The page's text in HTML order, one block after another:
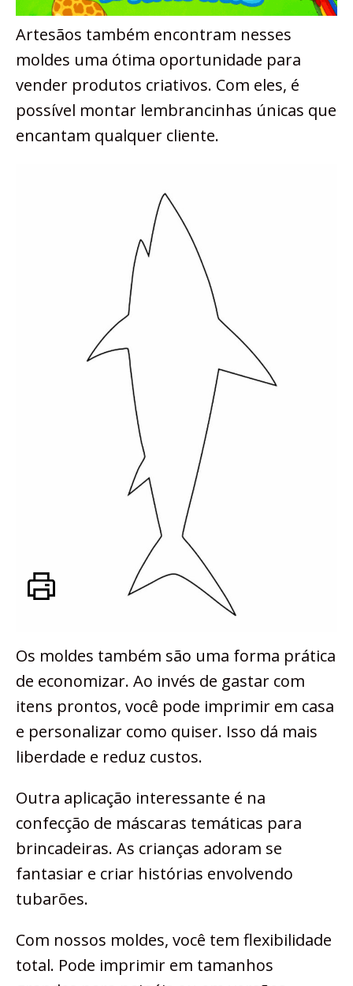
Artesãos também encontram nesses
moldes uma ótima oportunidade para
vender produtos criativos. Com eles, é
possível montar lembrancinhas únicas que
encantam qualquer cliente.
Os moldes também são uma forma prática
de economizar. Ao invés de gastar com
itens prontos, você pode imprimir em casa
e personalizar como quiser. Isso dá mais
liberdade e reduz custos.
Outra aplicação interessante é na
confecção de máscaras temáticas para
brincadeiras. As crianças adoram se
fantasiar e criar histórias envolvendo
tubarões.
Com nossos moldes, você tem flexibilidade
total. Pode imprimir em tamanhos